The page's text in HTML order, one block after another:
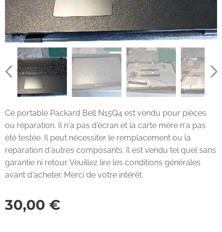
Ce portable Packard Bell N15Q4 est vendu pour pièces
ou réparation. Il n'a pas d'écran et la carte mère n'a pas
été testée. Il peut nécessiter le remplacement ou la
réparation d'autres composants. Il est vendu tel quel sans
garantie ni retour. Veuillez lire les conditions générales
avant d'acheter. Merci de votre intérêt.
30,00 €